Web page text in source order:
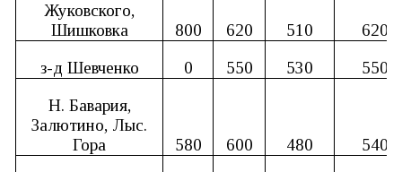
Жуковского,
Шишковка
800 620 510
620
з-д Шевченко
0 550 530
550
Н. Бавария,
Залютино, Лыс.
Гора
580 600 480
540